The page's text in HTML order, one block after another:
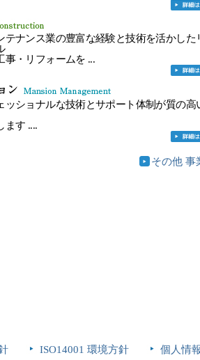
テナンス業の豊富な経験と技術を活かした
事・リフォームを ...
ッショナルな技術とサポート体制が質の高
ます ....
その他 事
ISO14001 環境方針 個人情